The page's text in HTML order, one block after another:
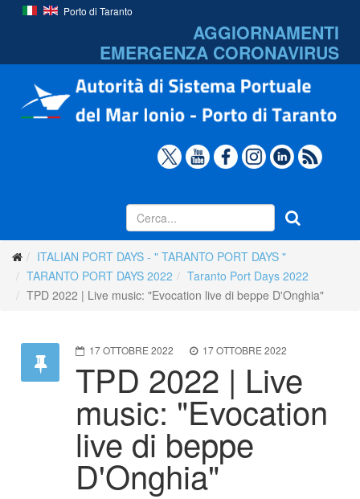
Porto di Taranto
AGGIORNAMENTI
EMERGENZA CORONAVIRUS
ITALIAN PORT DAYS - " TARANTO PORT DAYS "
TARANTO PORT DAYS 2022
Taranto Port Days 2022
TPD 2022 | Live music: "Evocation live di beppe D'Onghia"
17 OTTOBRE 2022 17 OTTOBRE 2022
TPD 2022 | Live
music: "Evocation
live di beppe
D'Onghia"